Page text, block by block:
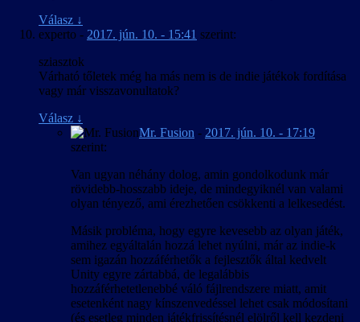
Válasz ↓
experto - 2017. jún. 10. - 15:41 szerint:
sziasztok
Várható tőletek még ha más nem is de indie játékok fordítása
vagy már visszavonultatok?
Válasz ↓
Mr. Fusion - 2017. jún. 10. - 17:19
szerint:
Van ugyan néhány dolog, amin gondolkodunk már
rövidebb-hosszabb ideje, de mindegyiknél van valami
olyan tényező, ami érezhetően csökkenti a lelkesedést.
Másik probléma, hogy egyre kevesebb az olyan játék,
amihez egyáltalán hozzá lehet nyúlni, már az indie-k
sem igazán hozzáférhetők a fejlesztők által kedvelt
Unity egyre zártabbá, de legalábbis
hozzáférhetetlenebbé váló fájlrendszere miatt, amit
esetenként nagy kínszenvedéssel lehet csak módosítani
(és esetleg minden játékfrissítésnél elölről kell kezdeni